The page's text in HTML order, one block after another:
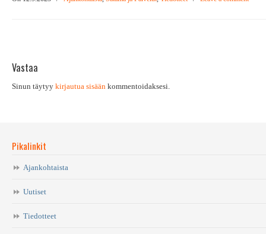
Vastaa
Sinun täytyy kirjautua sisään kommentoidaksesi.
Pikalinkit
Ajankohtaista
Uutiset
Tiedotteet